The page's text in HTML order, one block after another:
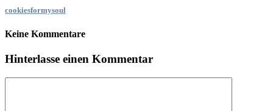
cookiesformysoul
Keine Kommentare
Hinterlasse einen Kommentar